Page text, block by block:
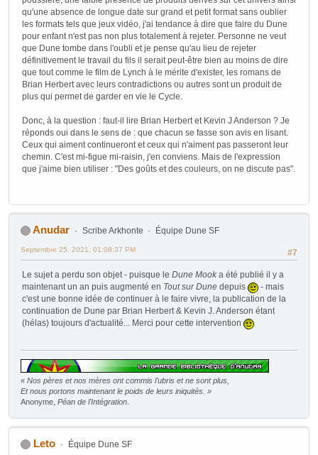
qu'une absence de longue date sur grand et petit format sans oublier
les formats tels que jeux vidéo, j'ai tendance à dire que faire du Dune
pour enfant n'est pas non plus totalement à rejeter. Personne ne veut
que Dune tombe dans l'oubli et je pense qu'au lieu de rejeter
définitivement le travail du fils il serait peut-être bien au moins de dire
que tout comme le film de Lynch à le mérite d'exister, les romans de
Brian Herbert avec leurs contradictions ou autres sont un produit de
plus qui permet de garder en vie le Cycle.
Donc, à la question : faut-il lire Brian Herbert et Kevin J Anderson ? Je
réponds oui dans le sens de : que chacun se fasse son avis en lisant.
Ceux qui aiment continueront et ceux qui n'aiment pas passeront leur
chemin. C'est mi-figue mi-raisin, j'en conviens. Mais de l'expression
que j'aime bien utiliser : "Des goûts et des couleurs, on ne discute pas".
Anudar Scribe Arkhonte Équipe Dune SF
#7
Septembre 25, 2021, 01:08:37 PM
Le sujet a perdu son objet - puisque le Dune Mook a été publié il y a
maintenant un an puis augmenté en Tout sur Dune depuis
- mais
c'est une bonne idée de continuer à le faire vivre, la publication de la
continuation de Dune par Brian Herbert & Kevin J. Anderson étant
(hélas) toujours d'actualité... Merci pour cette intervention
« Nos pères et nos mères ont commis l'ubris et ne sont plus,
Et nous portons maintenant le poids de leurs iniquités. »
Anonyme, Péan de l'Intégration
Leto Équipe Dune SF